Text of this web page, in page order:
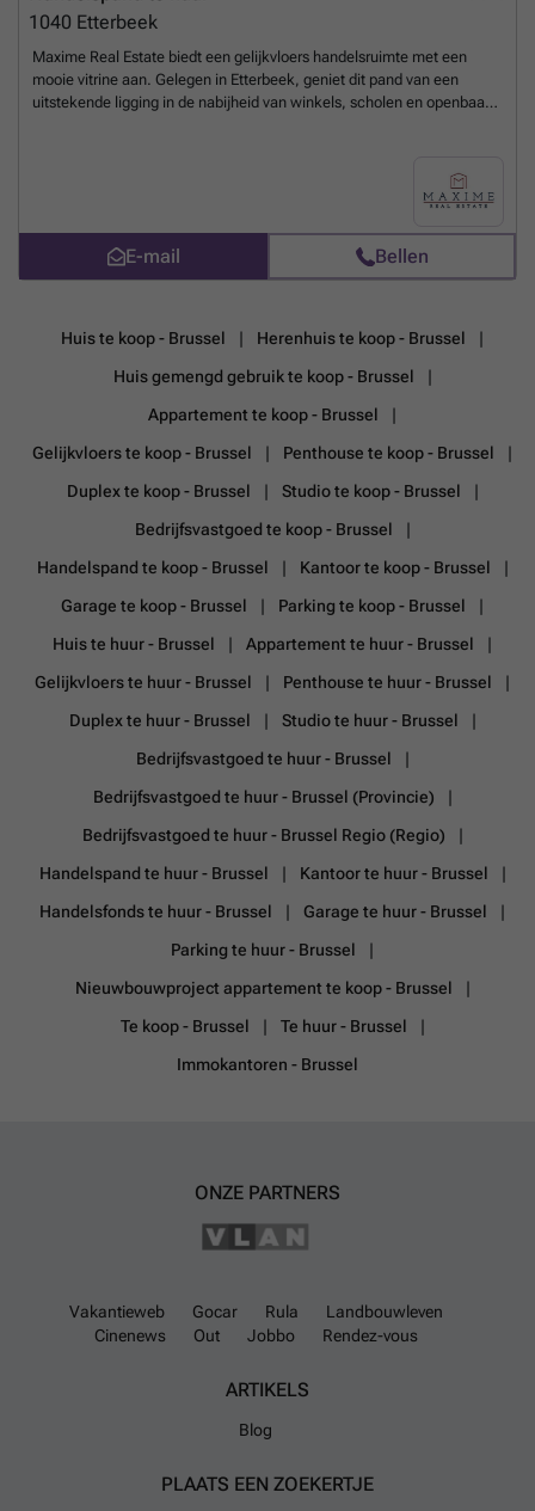
1040 Etterbeek
Maxime Real Estate biedt een gelijkvloers handelsruimte met een
mooie vitrine aan. Gelegen in Etterbeek, geniet dit pand van een
uitstekende ligging in de nabijheid van winkels, scholen en openbaar
ruimte van +/- 15 m² Kelderverdieping: een opslagruimte van +/- 16 m²
met technische ruimte Bijkomende informatie: dubbele beglazing,
handelshuur, onmiddellijk beschikbaar. Wenst u meer informatie over
dit pand? Neem gerust contact met ons op via telefoon op ### of per
e-mail via ### .Meer weten?
E-mail Bellen
Huis te koop - Brussel
Herenhuis te koop - Brussel
Huis gemengd gebruik te koop - Brussel
Appartement te koop - Brussel
Gelijkvloers te koop - Brussel
Penthouse te koop - Brussel
Duplex te koop - Brussel
Studio te koop - Brussel
Bedrijfsvastgoed te koop - Brussel
Handelspand te koop - Brussel
Kantoor te koop - Brussel
Garage te koop - Brussel
Parking te koop - Brussel
Huis te huur - Brussel
Appartement te huur - Brussel
Gelijkvloers te huur - Brussel
Penthouse te huur - Brussel
Duplex te huur - Brussel
Studio te huur - Brussel
Bedrijfsvastgoed te huur - Brussel
Bedrijfsvastgoed te huur - Brussel (Provincie)
Bedrijfsvastgoed te huur - Brussel Regio (Regio)
Handelspand te huur - Brussel
Kantoor te huur - Brussel
Handelsfonds te huur - Brussel
Garage te huur - Brussel
Parking te huur - Brussel
Nieuwbouwproject appartement te koop - Brussel
Te koop - Brussel
Te huur - Brussel
Immokantoren - Brussel
ONZE PARTNERS
Vakantieweb Gocar Rula
Landbouwleven
Cinenews
Out Jobbo Rendez-vous
ARTIKELS
Blog
PLAATS EEN ZOEKERTJE